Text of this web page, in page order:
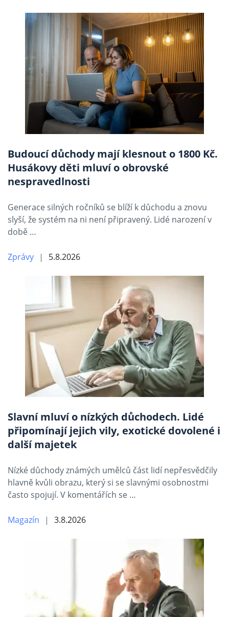
Budoucí důchody mají klesnout o 1800 Kč.
Husákovy děti mluví o obrovské
nespravedlnosti
Generace silných ročníků se blíží k důchodu a znovu
slyší, že systém na ni není připravený. Lidé narození v
době …
Zprávy 5.8.2026
Slavní mluví o nízkých důchodech. Lidé
připomínají jejich vily, exotické dovolené i
další majetek
Nízké důchody známých umělců část lidí nepřesvědčily
hlavně kvůli obrazu, který si se slavnými osobnostmi
často spojují. V komentářích se …
Magazín 3.8.2026